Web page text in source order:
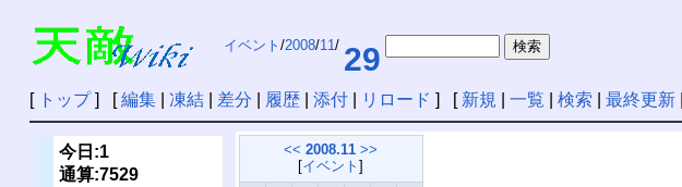
イベント /2008/11/ 29
[ トップ] [編集| 凍結| 差分 履歴| 添付| リロード ] [ 新規 一覧 検索 最終更新|
<< 2008.11 >>
[イベント]
今日:1
通算:7529